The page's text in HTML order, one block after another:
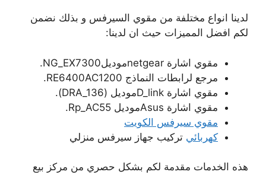
لدينا انواع مختلفة من مقوي السيرفس و بذلك نضمن
لكم افضل المميزات حيث ان لدينا:
مقوي اشارة netgearموديلNG_EX7300.
مرجع لرابطات النماذج RE6400AC1200.
مقوي اشارة D_linkموديل (DRA_136).
مقوي اشارة Asusموديل Rp_AC55.
مقوي سيرفس الكويت
كهربائي تركيب جهاز سيرفس منزلي
هذه الخدمات مقدمة لكم بشكل حصري من مركز بيع